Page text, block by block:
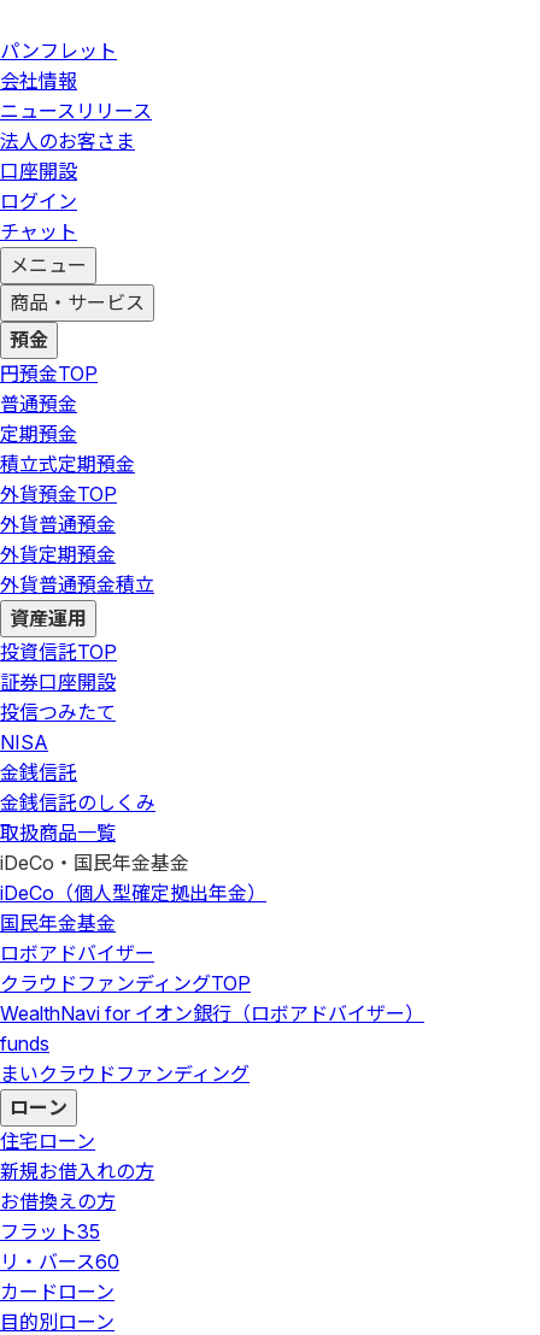
パンフレット
会社情報
ニュースリリース
法人のお客さま
口座開設
ログイン
チャット
メニュー
商品・サービス
預金
円預金TOP
普通預金
定期預金
積立式定期預金
外貨預金TOP
外貨普通預金
外貨定期預金
外貨普通預金積立
資産運用
投資信託TOP
証券口座開設
投信つみたて
NISA
金銭信託
金銭信託のしくみ
取扱商品一覧
iDeCo・国民年金基金
iDeCo（個人型確定拠出年金）
国民年金基金
ロボアドバイザー
クラウドファンディングTOP
WealthNavi for イオン銀行（ロボアドバイザー）
funds
まいクラウドファンディング
ローン
住宅ローン
新規お借入れの方
お借換えの方
フラット35
リ・バース60
カードローン
目的別ローン